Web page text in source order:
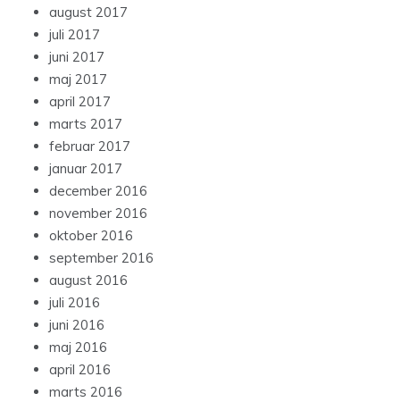
august 2017
juli 2017
juni 2017
maj 2017
april 2017
marts 2017
februar 2017
januar 2017
december 2016
november 2016
oktober 2016
september 2016
august 2016
juli 2016
juni 2016
maj 2016
april 2016
marts 2016